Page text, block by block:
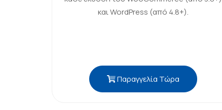
και WordPress (από 4.8+).
Παραγγελία Τώρα